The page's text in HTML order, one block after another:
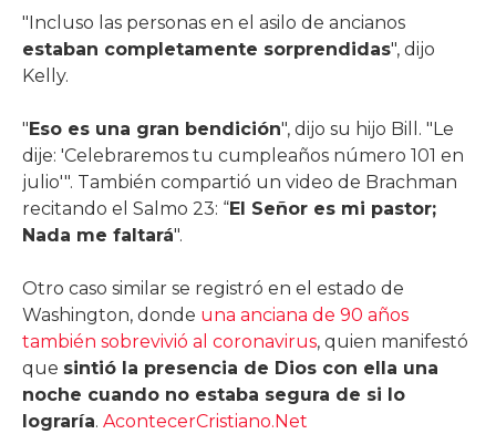
"Incluso las personas en el asilo de ancianos
estaban completamente sorprendidas", dijo
Kelly.
" Eso es una gran bendición", dijo su hijo Bill. "Le
dije: 'Celebraremos tu cumpleaños número 101 en
julio'". También compartió un video de Brachman
recitando el Salmo 23: “El Señor es mi pastor;
Nada me faltará".
Otro caso similar se registró en el estado de
Washington, donde una anciana de 90 años
también sobrevivió al coronavirus, quien manifestó
que sintió la presencia de Dios con ella una
noche cuando no estaba segura de si lo
lograría. AcontecerCristiano.Net